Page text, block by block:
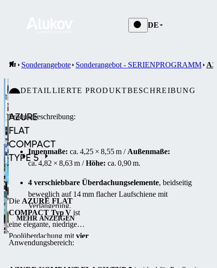
DE
Sonderangebote Sonderangebot - SERIENPROGRAMM
AZURE
FLAT
COMPACT
TYPE 5
Die AZURE FLAT
COMPACT Typ V ist
eine elegante, niedrige
Poolüberdachung mit vier
verschiebbaren
DETAILLIERTE PRODUKTBESCHREIBUNG
Produktbeschreibung:
Innenmaße: ca. 4,25 × 8,55 m / Außenmaße:
ca. 4,82 × 8,63 m /Höhe: ca. 0,90 m.
4 verschiebbare Überdachungselemente, beidseitig
beweglich auf 14 mm flacher Lauf­schiene mit
Verlängerung.
Füllung:3 mm klares Kompaktpolycarbonat – UV-stabil,
leicht und pflegeleicht.
MEHR ANZEIGEN
Anwendungsbereich: